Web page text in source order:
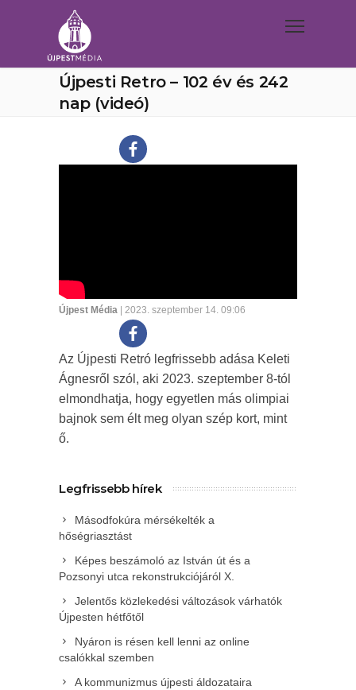
Újpesti Retro – 102 év és 242
nap (videó)
Újpest Média | 2023. szeptember 14. 09:06
Az Újpesti Retró legfrissebb adása Keleti
Ágnesről szól, aki 2023. szeptember 8-tól
elmondhatja, hogy egyetlen más olimpiai
bajnok sem élt meg olyan szép kort, mint
ő.
Legfrissebb hírek
Másodfokúra mérsékelték a
hőségriasztást
Képes beszámoló az István út és a
Pozsonyi utca rekonstrukciójáról X.
Jelentős közlekedési változások várhatók
Újpesten hétfőtől
Nyáron is résen kell lenni az online
csalókkal szemben
A kommunizmus újpesti áldozataira